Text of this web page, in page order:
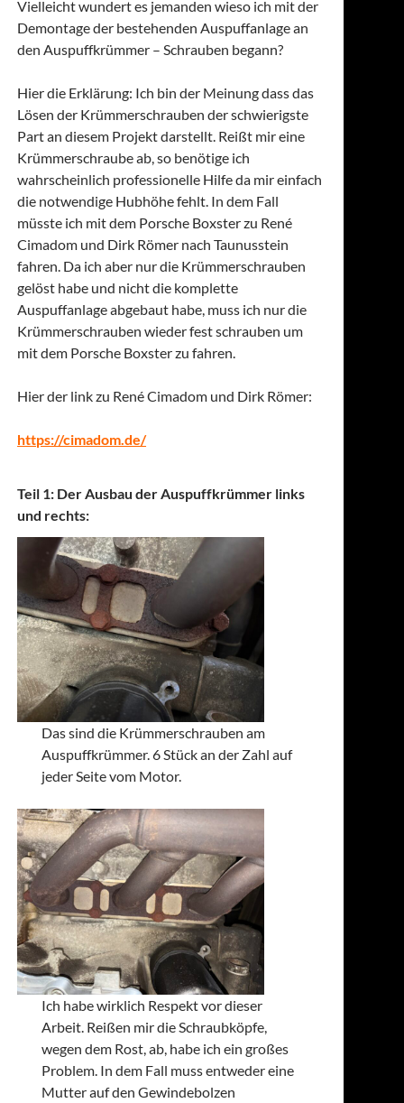
Vielleicht wundert es jemanden wieso ich mit der
Demontage der bestehenden Auspuffanlage an
den Auspuffkrümmer – Schrauben begann?
Hier die Erklärung: Ich bin der Meinung dass das
Lösen der Krümmerschrauben der schwierigste
Part an diesem Projekt darstellt. Reißt mir eine
Krümmerschraube ab, so benötige ich
wahrscheinlich professionelle Hilfe da mir einfach
die notwendige Hubhöhe fehlt. In dem Fall
müsste ich mit dem Porsche Boxster zu René
Cimadom und Dirk Römer nach Taunusstein
fahren. Da ich aber nur die Krümmerschrauben
gelöst habe und nicht die komplette
Auspuffanlage abgebaut habe, muss ich nur die
Krümmerschrauben wieder fest schrauben um
mit dem Porsche Boxster zu fahren.
Hier der link zu René Cimadom und Dirk Römer:
https://cimadom.de/
Teil 1: Der Ausbau der Auspuffkrümmer links
und rechts:
Das sind die Krümmerschrauben am
Auspuffkrümmer. 6 Stück an der Zahl auf
jeder Seite vom Motor.
Ich habe wirklich Respekt vor dieser
Arbeit. Reißen mir die Schraubköpfe,
wegen dem Rost, ab, habe ich ein großes
Problem. In dem Fall muss entweder eine
Mutter auf den Gewindebolzen